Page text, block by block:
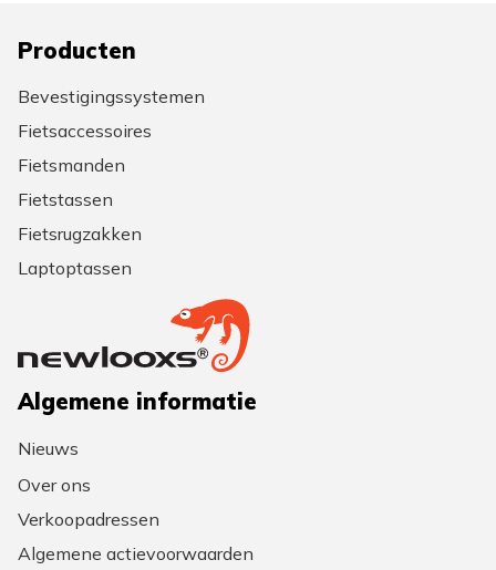
Producten
Bevestigingssystemen
Fietsaccessoires
Fietsmanden
Fietstassen
Fietsrugzakken
Laptoptassen
Algemene informatie
Nieuws
Over ons
Verkoopadressen
Algemene actievoorwaarden